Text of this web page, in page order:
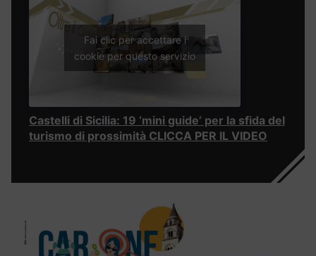
Fai clic per accettare i
cookie per questo servizio
Castelli di Sicilia: 19 ‘mini guide’ per la sfida del
turismo di prossimità CLICCA PER IL VIDEO